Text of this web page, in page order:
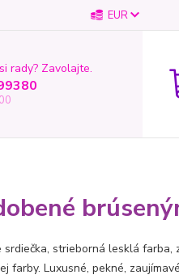
EUR
rady? Zavolajte.
srdiečka, strieborná lesklá farba,
farby. Luxusné, pekné,